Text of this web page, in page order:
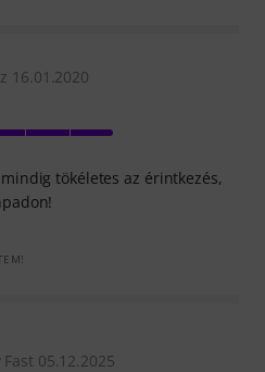
16.01.2020
tökéletes az érintkezés,
05.12.2025